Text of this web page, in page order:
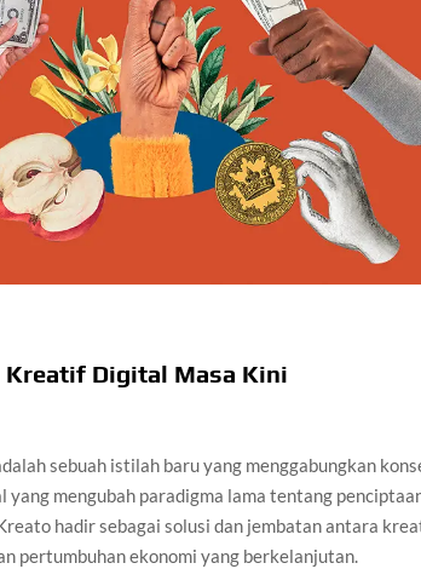
Kreatif Digital Masa Kini
sebuah istilah baru yang menggabungkan
mengubah paradigma lama tentang
hadir sebagai solusi dan jembatan antara
pertumbuhan ekonomi yang berkelanjutan.